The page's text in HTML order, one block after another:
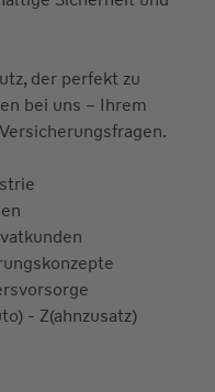
der perfekt zu
bei uns – Ihrem
- Z(ahnzusatz)